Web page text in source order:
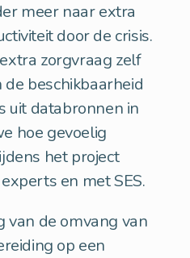
meer naar extra
door de crisis.
zorgvraag zelf
beschikbaarheid
uit databronnen in
hoe gevoelig
het project
en met SES.
van de omvang van
op een